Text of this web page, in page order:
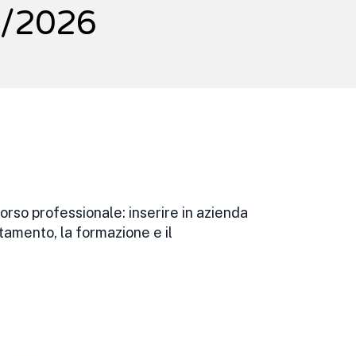
2026
professionale: inserire in azienda
la formazione e il